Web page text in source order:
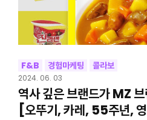
F&B 경험마케팅 콜라보
2024. 06. 03
역사 깊은 브랜드가 MZ
[오뚜기, 카레, 55주년,